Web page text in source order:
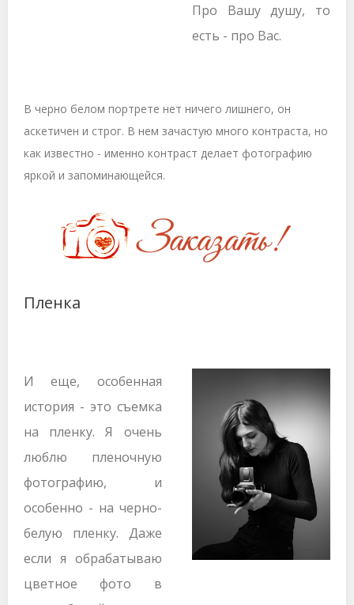
Про Вашу душу, то
есть - про Вас.
В черно белом портрете нет ничего лишнего, он
аскетичен и строг. В нем зачастую много контраста, но
как известно - именно контраст делает фотографию
яркой и запоминающейся.
Пленка
И еще, особенная
история - это съемка
на пленку. Я очень
люблю пленочную
фотографию, и
особенно - на черно-
белую пленку. Даже
если я обрабатываю
цветное фото в